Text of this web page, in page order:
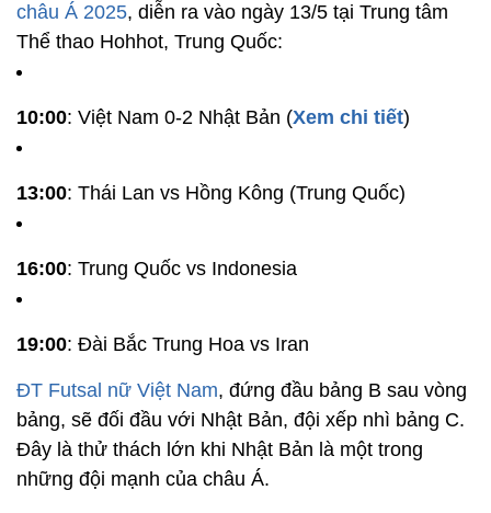
châu Á 2025, diễn ra vào ngày 13/5 tại Trung tâm
Thể thao Hohhot, Trung Quốc:
10:00: Việt Nam 0-2 Nhật Bản (Xem chi tiết)
13:00: Thái Lan vs Hồng Kông (Trung Quốc)
16:00: Trung Quốc vs Indonesia
19:00: Đài Bắc Trung Hoa vs Iran
ĐT Futsal nữ Việt Nam, đứng đầu bảng B sau vòng
bảng, sẽ đối đầu với Nhật Bản, đội xếp nhì bảng C.
Đây là thử thách lớn khi Nhật Bản là một trong
những đội mạnh của châu Á.